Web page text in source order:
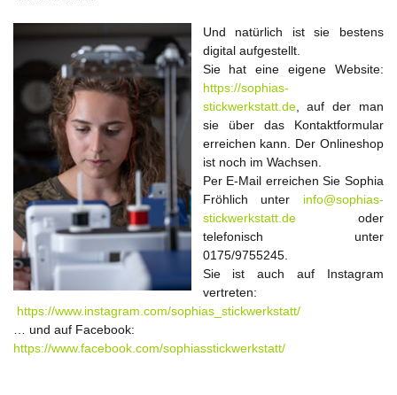
Und natürlich ist sie bestens
digital aufgestellt.
Sie hat eine eigene Website:
https://sophias-
stickwerkstatt.de, auf der man
sie über das Kontaktformular
erreichen kann. Der Onlineshop
ist noch im Wachsen.
Per E-Mail erreichen Sie Sophia
Fröhlich unter info@sophias-
stickwerkstatt.deoder
telefonisch unter
0175/9755245.
Sie ist auch auf Instagram
vertreten:
https://www.instagram.com/sophias_stickwerkstatt/
… und auf Facebook:
https://www.facebook.com/sophiasstickwerkstatt/